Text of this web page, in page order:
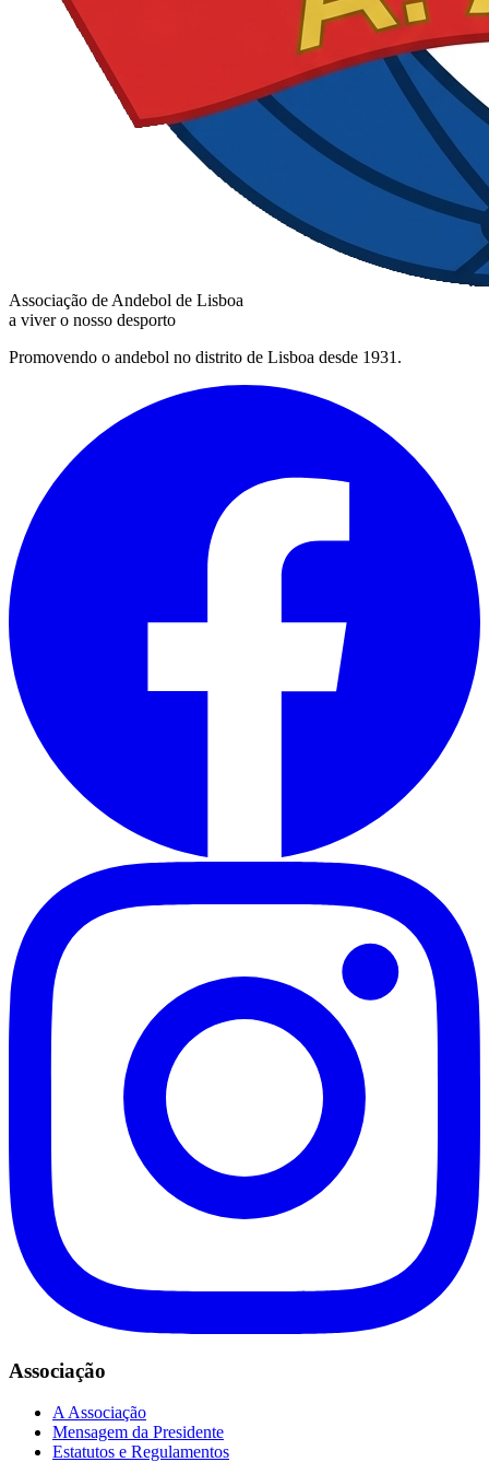
Associação de Andebol de Lisboa
a viver o nosso desporto
Promovendo o andebol no distrito de Lisboa desde 1931.
Associação
A Associação
Mensagem da Presidente
Estatutos e Regulamentos